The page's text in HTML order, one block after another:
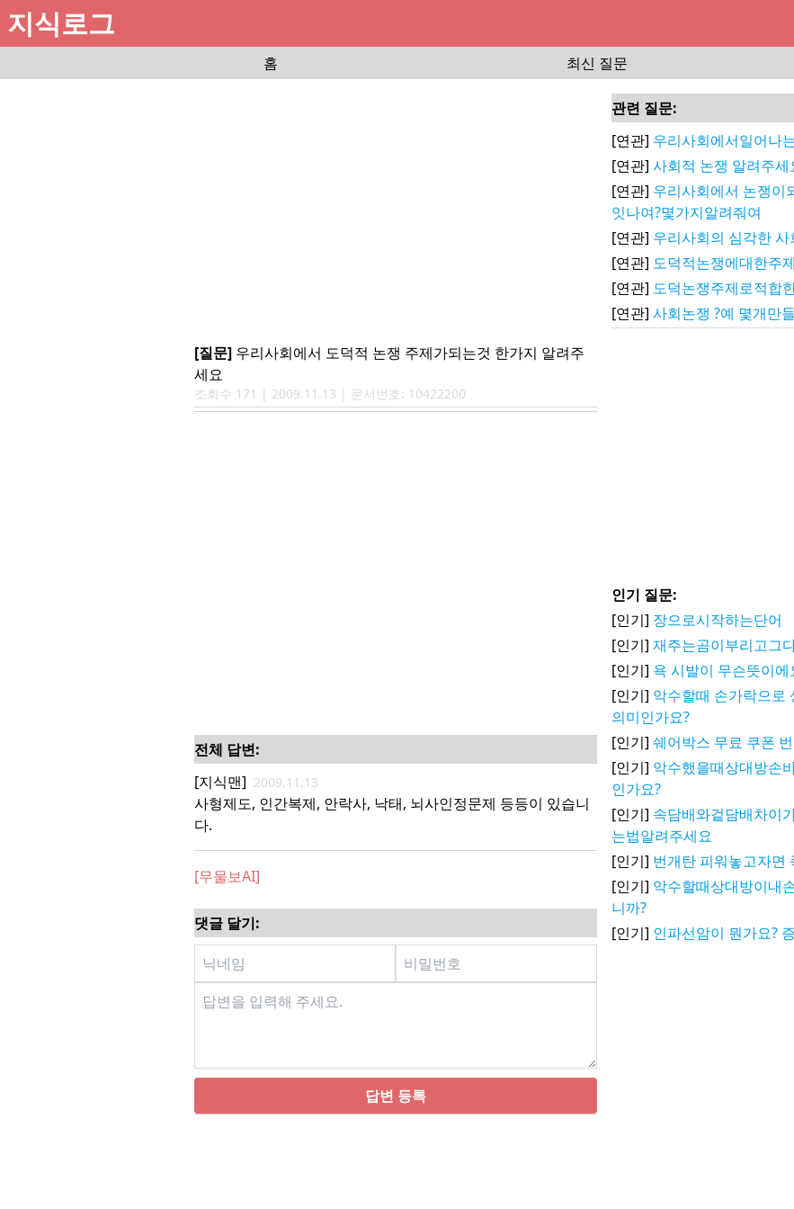
지식로그
홈
최신 질문
[질문] 우리사회에서 도덕적 논쟁 주제가되는것 한가지 알려주
세요
조회수 171 | 2009.11.13 | 문서번호: 10422200
전체 답변:
[지식맨] 2009.11.13
사형제도, 인간복제, 안락사, 낙태, 뇌사인정문제 등등이 있습니
다.
[무물보AI]
댓글 달기:
답변 등록
관련 질문:
[연관] 우리사회에서일어나
[연관] 사회적 논쟁 알려주세
[연관] 우리사회에서 논쟁이
잇나여?몇가지알려줘여
[연관] 우리사회의 심각한
[연관] 도덕적논쟁에대한주
[연관] 도덕논쟁주제로적합
[연관] 사회논쟁 ?예 몇개만
인기 질문:
[인기] 장으로시작하는단어
[인기] 재주는곰이부리고그
[인기] 욕 시발이 무슨뜻이에
[인기] 악수할때 손가락으로
의미인가요?
[인기] 쉐어박스 무료 쿠폰
[인기] 악수했을때상대방손
인가요?
[인기] 속담배와겉담배차이
는법알려주세요
[인기] 번개탄 피워놓고자면
[인기] 악수할때상대방이내
니까?
[인기] 인파선암이 뭔가요?